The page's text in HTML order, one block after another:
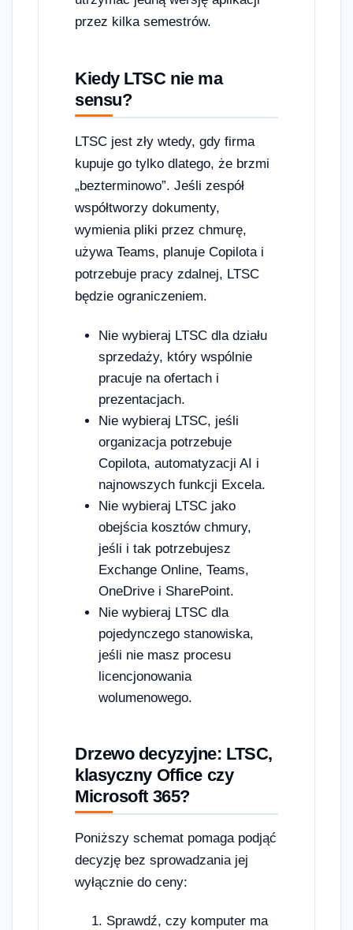
przez kilka semestrów.
Kiedy LTSC nie ma
sensu?
LTSC jest zły wtedy, gdy firma
kupuje go tylko dlatego, że brzmi
„bezterminowo”. Jeśli zespół
współtworzy dokumenty,
wymienia pliki przez chmurę,
używa Teams, planuje Copilota i
potrzebuje pracy zdalnej, LTSC
będzie ograniczeniem.
Nie wybieraj LTSC dla działu
sprzedaży, który wspólnie
pracuje na ofertach i
prezentacjach.
Nie wybieraj LTSC, jeśli
organizacja potrzebuje
Copilota, automatyzacji AI i
najnowszych funkcji Excela.
Nie wybieraj LTSC jako
obejścia kosztów chmury,
jeśli i tak potrzebujesz
Exchange Online, Teams,
OneDrive i SharePoint.
Nie wybieraj LTSC dla
pojedynczego stanowiska,
jeśli nie masz procesu
licencjonowania
wolumenowego.
Drzewo decyzyjne: LTSC,
klasyczny Office czy
Microsoft 365?
Poniższy schemat pomaga podjąć
decyzję bez sprowadzania jej
wyłącznie do ceny:
Sprawdź, czy komputer ma